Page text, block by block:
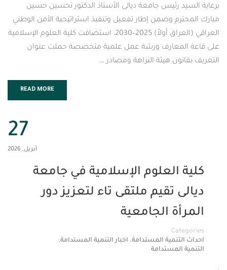
رئيس جامعة ديالى الأستاذ الدكتور تحسين حسين
وضمن إطار تفعيل وتنفيذ استراتيجية الأمن الوطني
العراقي (العراق أولاً) 2025–2030، استضافت كلية العلوم الإسلامية
ورشة عمل علمية متخصصة حملت عنوان
هيئة النزاهة ومصادر …
العلوم الإسلامية في جامعة
تقيم ملتقى تاء لتعزيز دور
الجامعية
المستدامة,اخبار التنمية المستدامة,